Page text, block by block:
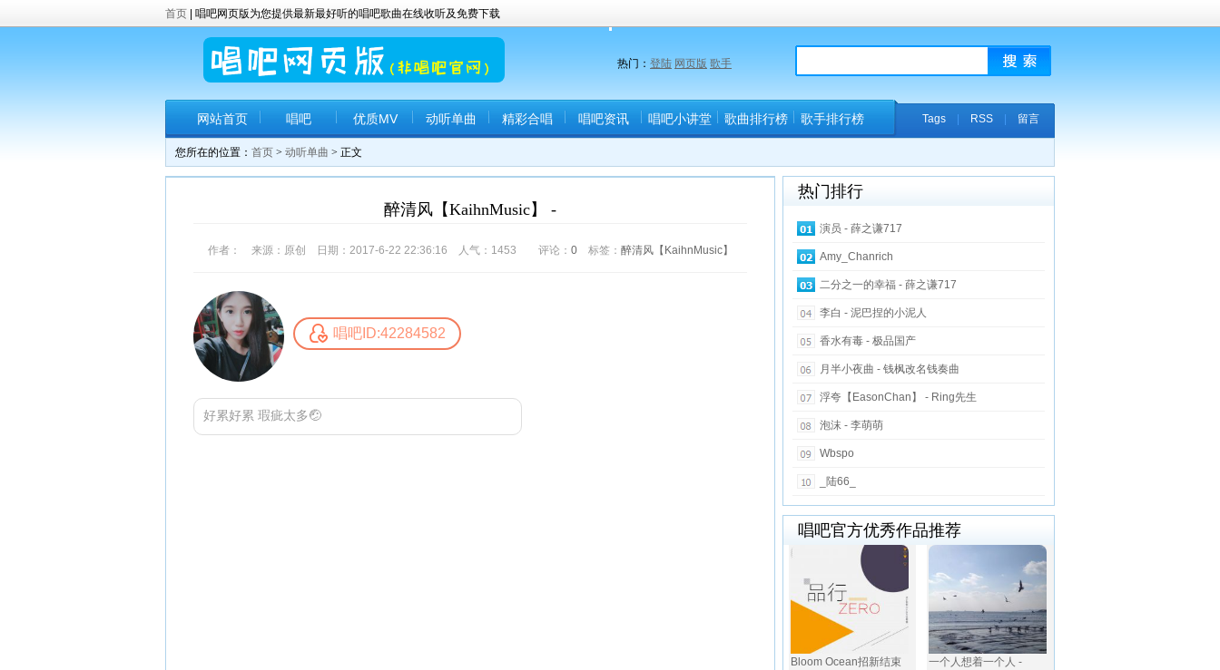
首页 | 唱吧网页版为您提供最新最好听的唱吧歌曲在线收听及免费下载
热门： 登陆 网页版 歌手
网站首页 唱吧 优质MV 动听单曲 精彩合唱 唱吧资讯 唱吧小讲堂 歌曲排行榜 歌手排行榜 Tags| RSS| 留言
您所在的位置： 首页 > 动听单曲 > 正文
醉清风【KaihnMusic】 -
作者： 来源：原创 日期：2017-6-22 22:36:16 人气： 1453 评论： 0标签： 醉清风【KaihnMusic】
唱吧ID:42284582
好累好累 瑕疵太多🤕
热门排行
演员 - 薛之谦717
Amy_Chanrich
二分之一的幸福 - 薛之谦717
李白 - 泥巴捏的小泥人
香水有毒 - 极品国产
月半小夜曲 - 钱枫改名钱奏曲
浮夸【EasonChan】 - Ring先生
泡沫 - 李萌萌
Wbspo
_陆66_
唱吧官方优秀作品推荐
Bloom Ocean招新结束 一个人想着一个人 -